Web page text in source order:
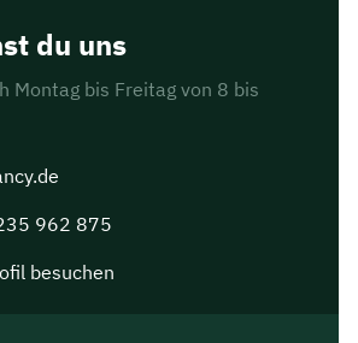
du uns
Montag bis Freitag von 8 bis
962 875
besuchen